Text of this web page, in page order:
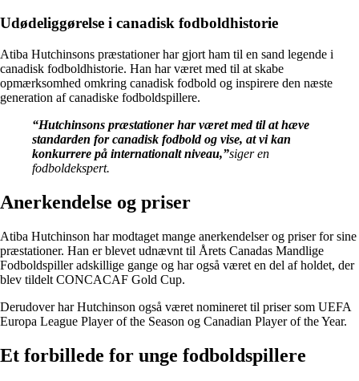
Udødeliggørelse i canadisk fodboldhistorie
Atiba Hutchinsons præstationer har gjort ham til en sand legende i
canadisk fodboldhistorie. Han har været med til at skabe
opmærksomhed omkring canadisk fodbold og inspirere den næste
generation af canadiske fodboldspillere.
“Hutchinsons præstationer har været med til at hæve
standarden for canadisk fodbold og vise, at vi kan
konkurrere på internationalt niveau,”siger en
fodboldekspert.
Anerkendelse og priser
Atiba Hutchinson har modtaget mange anerkendelser og priser for sine
præstationer. Han er blevet udnævnt til Årets Canadas Mandlige
Fodboldspiller adskillige gange og har også været en del af holdet, der
blev tildelt CONCACAF Gold Cup.
Derudover har Hutchinson også været nomineret til priser som UEFA
Europa League Player of the Season og Canadian Player of the Year.
Et forbillede for unge fodboldspillere